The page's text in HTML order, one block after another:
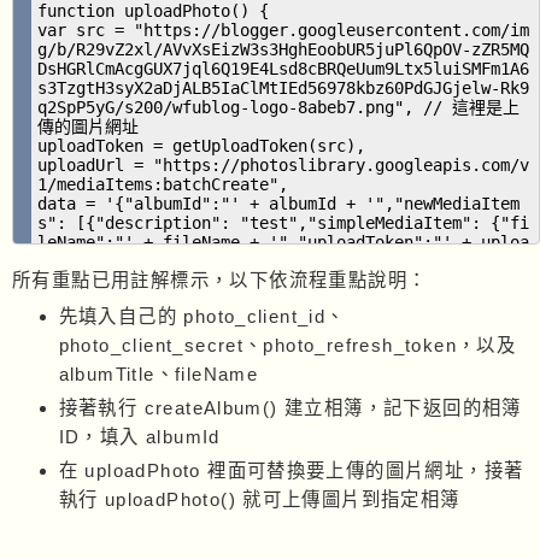
function uploadPhoto() {
var src = "https://blogger.googleusercontent.com/im
g/b/R29vZ2xl/AVvXsEizW3s3HghEoobUR5juPl6QpOV-zZR5MQ
DsHGRlCmAcgGUX7jql6Q19E4Lsd8cBRQeUum9Ltx5luiSMFm1A6
s3TzgtH3syX2aDjALB5IaClMtIEd56978kbz60PdGJGjelw-Rk9
q2SpP5yG/s200/wfublog-logo-8abeb7.png", // 這裡是上
傳的圖片網址
uploadToken = getUploadToken(src),
uploadUrl = "https://photoslibrary.googleapis.com/v
1/mediaItems:batchCreate",
data = '{"albumId":"' + albumId + '","newMediaItem
s": [{"description": "test","simpleMediaItem": {"fi
leName":"' + fileName + '","uploadToken":"' + uploa
_IN_ALBUM"}}', // 若用 JSON.stringify(data) → googl
options = {
method: "post",
headers: {
"Authorization": "Bearer " + access_token,
"Content-Type": "application/json"
},
payload: data,
},
response = UrlFetchApp.fetch(uploadUrl, options);
Logger.log(response);
所有重點已用註解標示，以下依流程重點說明：
先填入自己的 photo_client_id、
photo_client_secret、photo_refresh_token，以及
albumTitle、fileName
接著執行 createAlbum() 建立相簿，記下返回的相簿
ID，填入 albumId
在 uploadPhoto 裡面可替換要上傳的圖片網址，接著
執行 uploadPhoto() 就可上傳圖片到指定相簿